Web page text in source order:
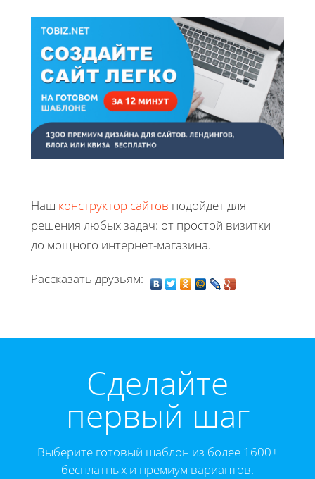
Наш конструктор сайтов подойдет для
решения любых задач: от простой визитки
до мощного интернет-магазина.
Рассказать друзьям:
Cделайте
первый шаг
Выберите готовый шаблон из более 1600+
бесплатных и премиум вариантов.